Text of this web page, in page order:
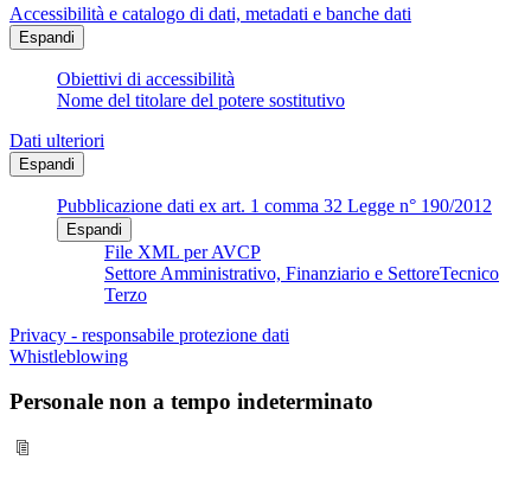
Accessibilità e catalogo di dati, metadati e banche dati
Espandi
Obiettivi di accessibilità
Nome del titolare del potere sostitutivo
Dati ulteriori
Espandi
Pubblicazione dati ex art. 1 comma 32 Legge n° 190/2012
Espandi
File XML per AVCP
Settore Amministrativo, Finanziario e SettoreTecnico
Terzo
Privacy - responsabile protezione dati
Whistleblowing
Personale non a tempo indeterminato